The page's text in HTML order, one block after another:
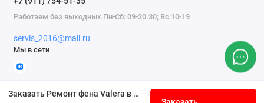
Заказать Ремонт фена Valera в СПб
Работаем без выходных Пн-Сб: 09-20.30; Вс:10-19
servis_2016@mail.ru
Мы в сети